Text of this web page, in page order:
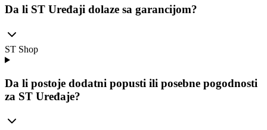
Da li ST Uređaji dolaze sa garancijom?
ST Shop
Da li postoje dodatni popusti ili posebne pogodnosti
za ST Uređaje?